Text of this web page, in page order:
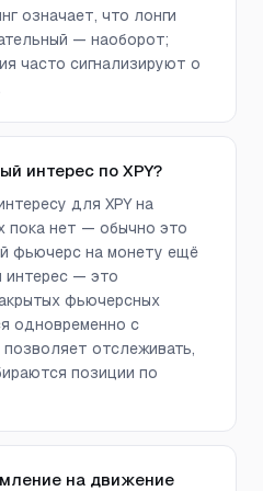
означает, что лонги
— наоборот;
часто сигнализируют о
интерес по XPY?
для XPY на
пока нет — обычно это
фьючерс на монету ещё
интерес — это
фьючерсных
одновременно с
позволяет отслеживать,
позиции по
на движение